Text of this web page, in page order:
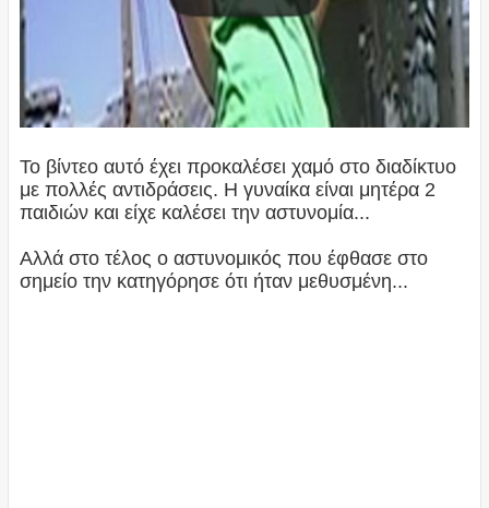
Το βίντεο αυτό έχει προκαλέσει χαμό στο διαδίκτυο
με πολλές αντιδράσεις. Η γυναίκα είναι μητέρα 2
παιδιών και είχε καλέσει την αστυνομία...
Αλλά στο τέλος ο αστυνομικός που έφθασε στο
σημείο την κατηγόρησε ότι ήταν μεθυσμένη...